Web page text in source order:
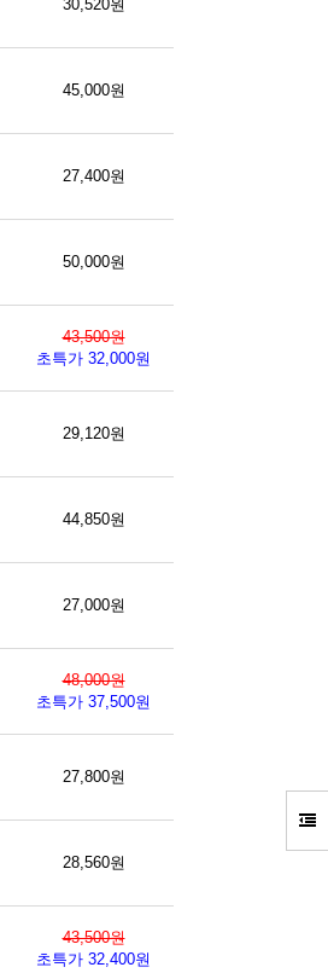
30,520원
45,000원
27,400원
50,000원
43,500원
초특가 32,000원
29,120원
44,850원
27,000원
48,000원
초특가 37,500원
27,800원
28,560원
43,500원
초특가 32,400원